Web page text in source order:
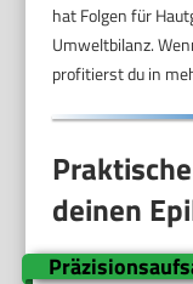
hat Folgen für
Umweltbilanz.
profitierst du in
deinen